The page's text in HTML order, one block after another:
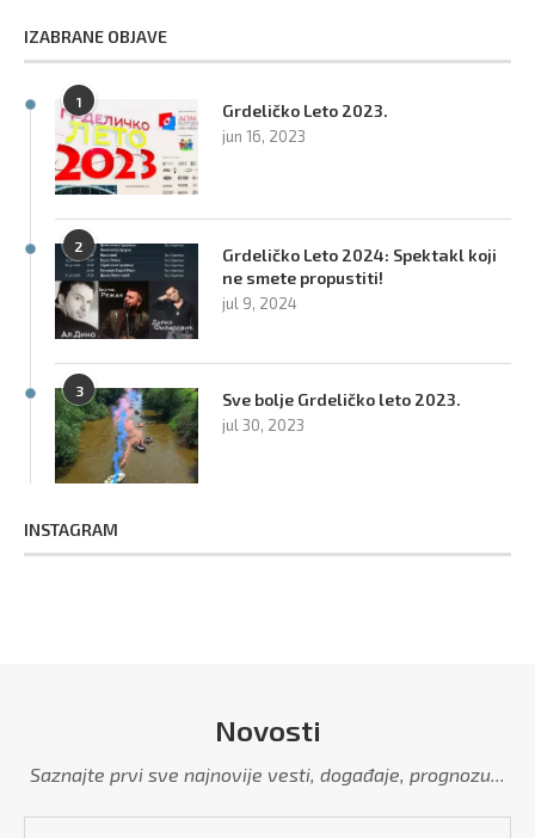
IZABRANE OBJAVE
1 Grdeličko Leto 2023.
jun 16, 2023
2
Grdeličko Leto 2024: Spektakl koji
ne smete propustiti!
jul 9, 2024
3 Sve bolje Grdeličko leto 2023.
jul 30, 2023
INSTAGRAM
Novosti
Saznajte prvi sve najnovije vesti, događaje, prognozu...